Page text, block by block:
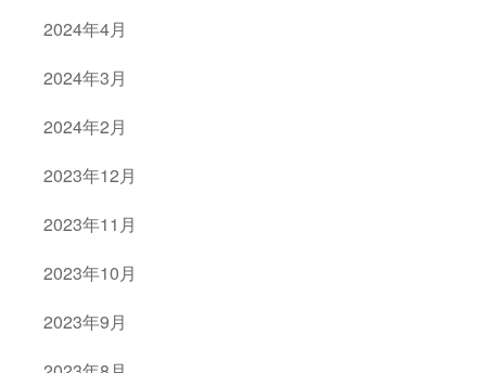
2024年4月
2024年3月
2024年2月
2023年12月
2023年11月
2023年10月
2023年9月